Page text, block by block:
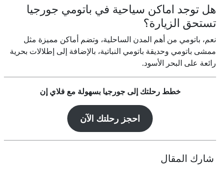
هل توجد اماكن سياحية في باتومي جورجيا
تستحق الزيارة؟
نعم، باتومي من أهم المدن الساحلية، وتضم أماكن مميزة مثل
ممشى باتومي وحديقة باتومي النباتية، بالإضافة إلى إطلالات بحرية
رائعة على البحر الأسود.
خطط رحلتك إلى جورجيا بسهولة مع فلاي إن
احجز رحلتك الآن
شارك المقال